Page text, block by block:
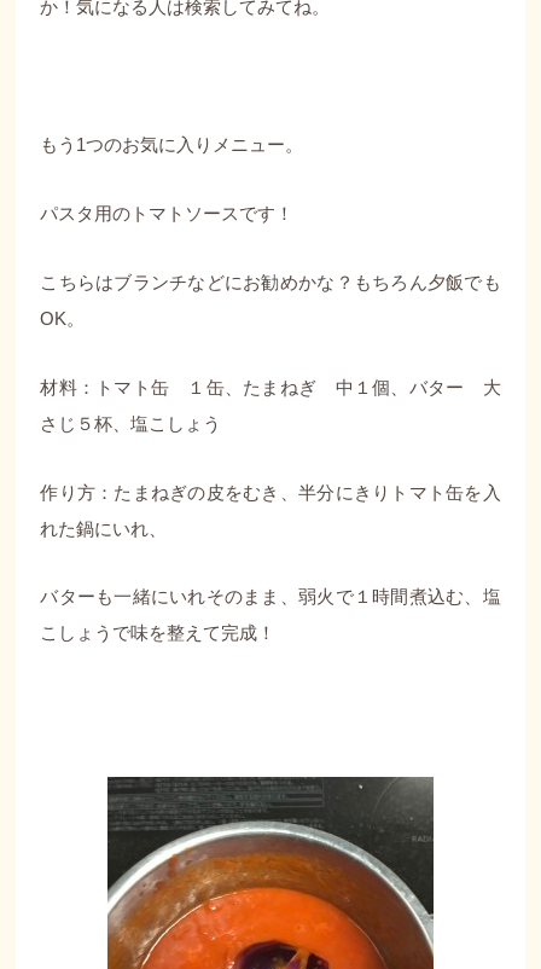
か！気になる人は検索してみてね。
もう1つのお気に入りメニュー。
パスタ用のトマトソースです！
こちらはブランチなどにお勧めかな？もちろん夕飯でも
OK。
材料：トマト缶 １缶、たまねぎ 中１個、バター 大
さじ５杯、塩こしょう
作り方：たまねぎの皮をむき、半分にきりトマト缶を入
れた鍋にいれ、
バターも一緒にいれそのまま、弱火で１時間煮込む、塩
こしょうで味を整えて完成！